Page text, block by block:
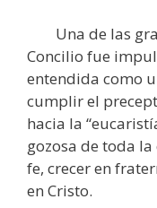
Una de las
Concilio fue
entendida como
cumplir el
hacia la
gozosa de toda
fe, crecer en
en Cristo.